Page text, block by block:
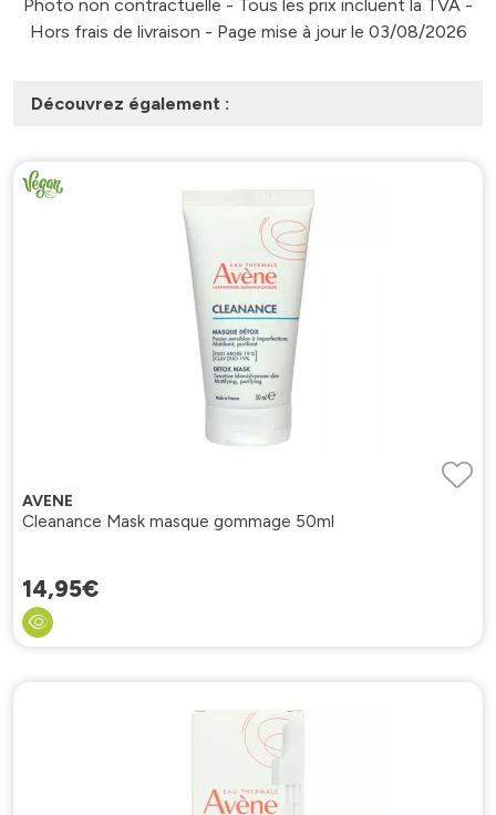
Photo non contractuelle - Tous les prix incluent la TVA -
Hors frais de livraison - Page mise à jour le 03/08/2026
Découvrez également :
AVENE
Cleanance Mask masque gommage 50ml
14,95€